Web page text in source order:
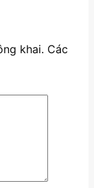
khai. Các